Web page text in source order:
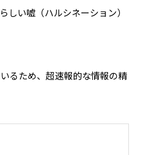
しい嘘（ハルシネーション）
るため、超速報的な情報の精